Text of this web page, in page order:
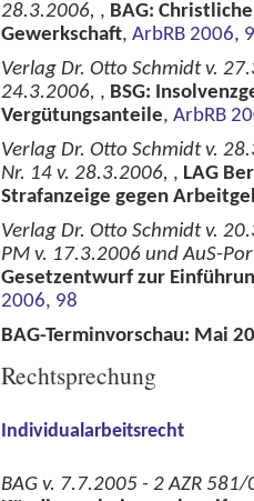
28.3.2006, , BAG:
Gewerkschaft, ArbRB 2006,
Verlag Dr. Otto Schmidt v.
24.3.2006, , BSG:
Vergütungsanteile, ArbRB
Verlag Dr. Otto Schmidt v.
Nr. 14 v. 28.3.2006, , LAG
Strafanzeige gegen
Verlag Dr. Otto Schmidt v.
PM v. 17.3.2006 und AuS-
Gesetzentwurf zur
2006, 98
BAG-Terminvorschau: Mai
Rechtsprechung
Individualarbeitsrecht
BAG v. 7.7.2005 - 2 AZR